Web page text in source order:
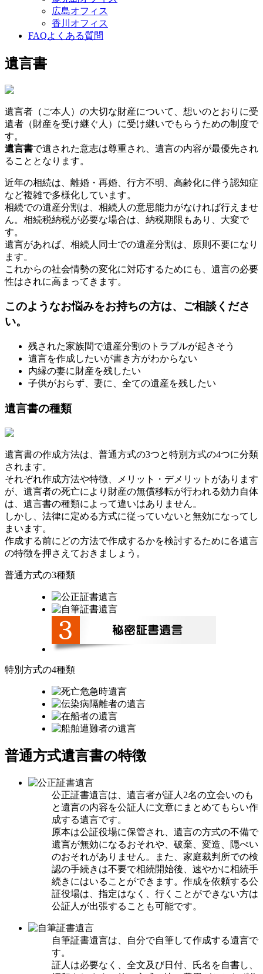
広島オフィス
香川オフィス
FAQよくある質問
遺言書
遺言者（ご本人）の大切な財産について、想いのとおりに受
遺者（財産を受け継ぐ人）に受け継いでもらうための制度で
す。
遺言書で遺された意志は尊重され、遺言の内容が最優先され
ることとなります。
近年の相続は、離婚・再婚、行方不明、高齢化に伴う認知症
など複雑で多様化しています。
相続での遺産分割は、相続人の意思能力がなければ行えませ
ん。相続税納税が必要な場合は、納税期限もあり、大変で
す。
遺言があれば、相続人同士での遺産分割は、原則不要になり
ます。
これからの社会情勢の変化に対応するためにも、遺言の必要
性はされに高まってきます。
このようなお悩みをお持ちの方は、ご相談くださ
い。
残された家族間で遺産分割のトラブルが起きそう
遺言を作成したいが書き方がわからない
内縁の妻に財産を残したい
子供がおらず、妻に、全ての遺産を残したい
遺言書の種類
遺言書の作成方法は、普通方式の3つと特別方式の4つに分類
されます。
それぞれ作成方法や特徴、メリット・デメリットがあります
が、遺言者の死亡により財産の無償移転が行われる効力自体
は、遺言書の種類によって違いはありません。
しかし、法律に定める方式に従っていないと無効になってし
まいます。
作成する前にどの方法で作成するかを検討するために各遺言
の特徴を押さえておきましょう。
普通方式の3種類
特別方式の4種類
普通方式遺言書の特徴
公正証書遺言は、遺言者が証人2名の立会いのも
と遺言の内容を公証人に文章にまとめてもらい作
成する遺言です。
原本は公証役場に保管され、遺言の方式の不備で
遺言が無効になるおそれや、破棄、変造、隠ぺい
のおそれがありません。また、家庭裁判所での検
認の手続きは不要で相続開始後、速やかに相続手
続きにはいることができます。作成を依頼する公
証役場は、指定はなく、行くことができない方は
公証人が出張することも可能です。
自筆証書遺言は、自分で自筆して作成する遺言で
す。
証人は必要なく、全文及び日付、氏名を自書し、